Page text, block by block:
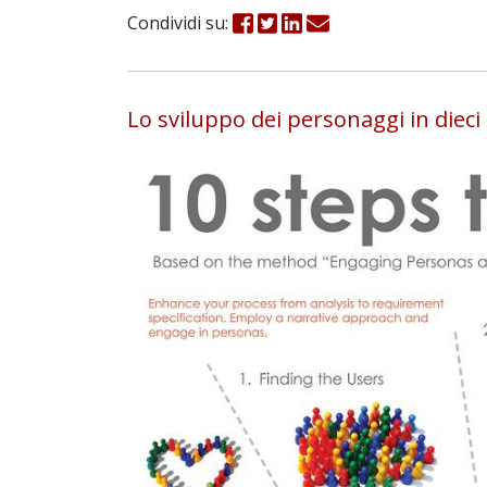
Condividi su:
Lo sviluppo dei personaggi in dieci